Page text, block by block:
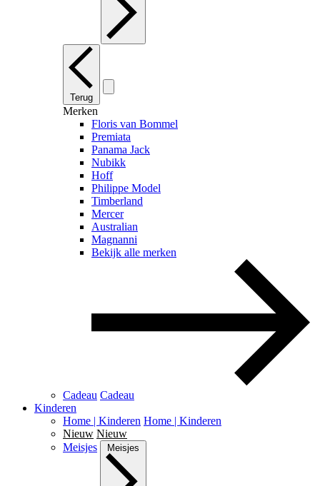
Terug
Merken
Floris van Bommel
Premiata
Panama Jack
Nubikk
Hoff
Philippe Model
Timberland
Mercer
Australian
Magnanni
Bekijk alle merken
Cadeau Cadeau
Kinderen
Home | Kinderen Home | Kinderen
Nieuw Nieuw
Meisjes
Meisjes